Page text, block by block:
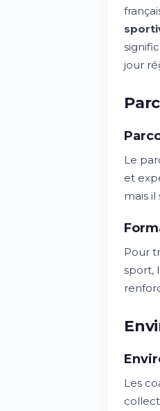
jour
Le
et
mais
Pour
sport,
Les